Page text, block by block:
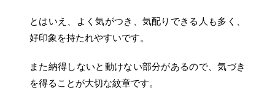
とはいえ、よく気がつき、気配りできる人も多く、
好印象を持たれやすいです。
また納得しないと動けない部分があるので、気づき
を得ることが大切な紋章です。